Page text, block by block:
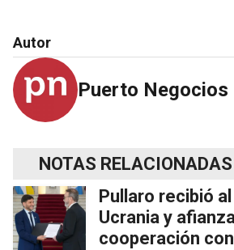
Autor
Puerto Negocios
NOTAS RELACIONADAS
Pullaro recibió
Ucrania y
cooperación